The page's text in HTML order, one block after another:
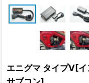
エニグマ タイプV[